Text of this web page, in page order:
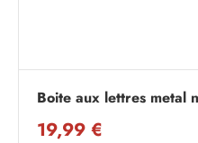
Boite aux lettres metal
19,99 €